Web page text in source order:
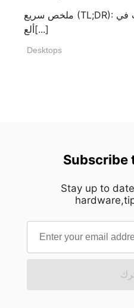
ملخص سريع (TL;DR): لتحسين أداء الحاسوب في
ألع[...]
Desktops
Subscribe
Stay up to